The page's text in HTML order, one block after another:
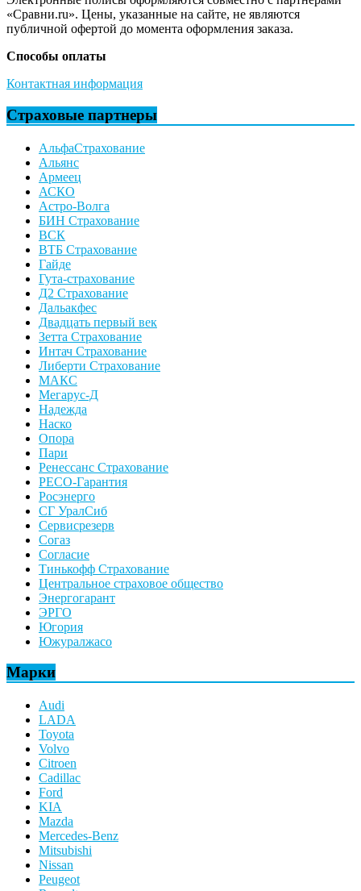
«Сравни.ru». Цены, указанные на сайте, не являются
публичной офертой до момента оформления заказа.
Способы оплаты
Контактная информация
Страховые партнеры
АльфаСтрахование
Альянс
Армеец
АСКО
Астро-Волга
БИН Страхование
ВСК
ВТБ Страхование
Гайде
Гута-страхование
Д2 Страхование
Дальакфес
Двадцать первый век
Зетта Страхование
Интач Страхование
Либерти Страхование
МАКС
Мегарус-Д
Надежда
Наско
Опора
Пари
Ренессанс Страхование
РЕСО-Гарантия
Росэнерго
СГ УралСиб
Сервисрезерв
Согаз
Согласие
Тинькофф Страхование
Центральное страховое общество
Энергогарант
ЭРГО
Югория
Южуралжасо
Марки
Audi
LADA
Toyota
Volvo
Citroen
Cadillac
Ford
KIA
Mazda
Mercedes-Benz
Mitsubishi
Nissan
Peugeot